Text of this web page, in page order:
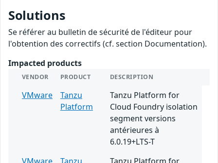
Solutions
Se référer au bulletin de sécurité de l'éditeur pour
l'obtention des correctifs (cf. section Documentation).
Impacted products
VENDOR PRODUCT DESCRIPTION
VMware
Tanzu
Platform
Tanzu Platform for
Cloud Foundry isolation
segment versions
antérieures à
6.0.19+LTS-T
VMware
Tanzu
Tanzu Platform for